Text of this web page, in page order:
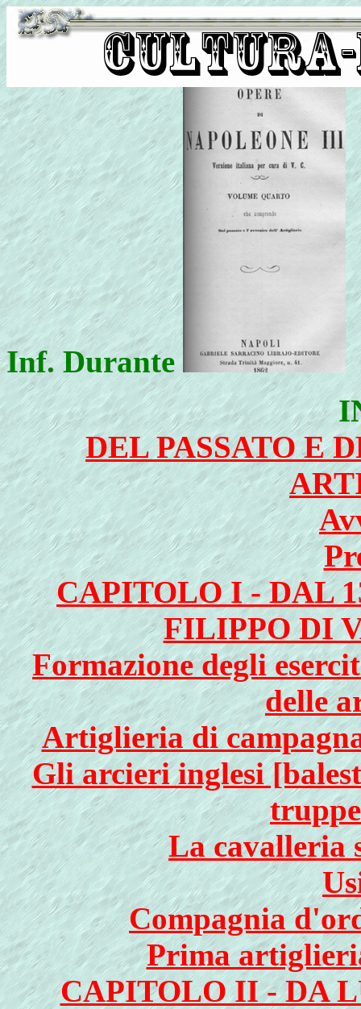
Inf. Durante
DEL PASSATO E
CAPITOLO I - DAL
FILIPPO DI
Formazione degli
delle
Artiglieria di
Gli arcieri inglesi
La cavalleria
Compagnia
Prima
CAPITOLO II - DA